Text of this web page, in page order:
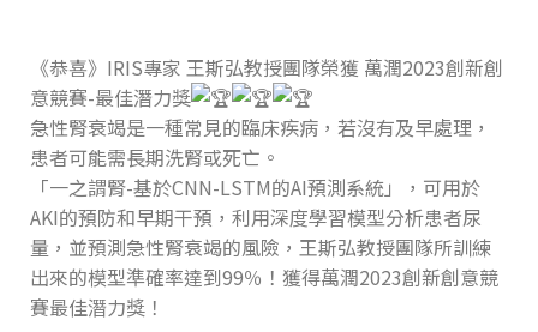
《恭喜》IRIS專家 王斯弘教授團隊榮獲 萬潤2023創新創
意競賽-最佳潛力獎
急性腎衰竭是一種常見的臨床疾病，若沒有及早處理，
患者可能需長期洗腎或死亡。
「一之謂腎-基於CNN-LSTM的AI預測系統」，可用於
AKI的預防和早期干預，利用深度學習模型分析患者尿
量，並預測急性腎衰竭的風險，王斯弘教授團隊所訓練
出來的模型準確率達到99％！獲得萬潤2023創新創意競
賽最佳潛力獎！